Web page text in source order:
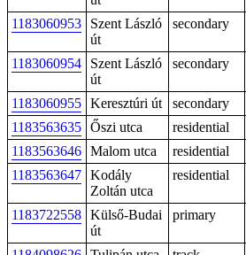
1183060953
Szent László
út
secondary
1183060954
Szent László
út
secondary
1183060955 Keresztúri út secondary
1183563635 Őszi utca residential
1183563646 Malom utca residential
1183563647 Kodály
Zoltán utca
residential
1183722558 Külső-Budai
út
primary